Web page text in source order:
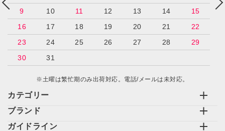
カテゴリー
ブランド
ガイドライン
9
10 11 12 13 14
15
16
17 18 19 20 21
22
23
24 25 26 27 28
29
30
31
※土曜は繁忙期のみ出荷対応。電話/メールは未対応。